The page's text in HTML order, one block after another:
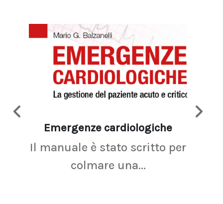
Emergenze cardiologiche
Il manuale è stato scritto per
colmare una...